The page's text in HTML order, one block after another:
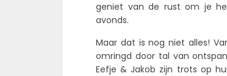
geniet van de rust om je
avonds.
Maar dat is nog niet alles!
omringd door tal van
Eefje & Jakob zijn trots op